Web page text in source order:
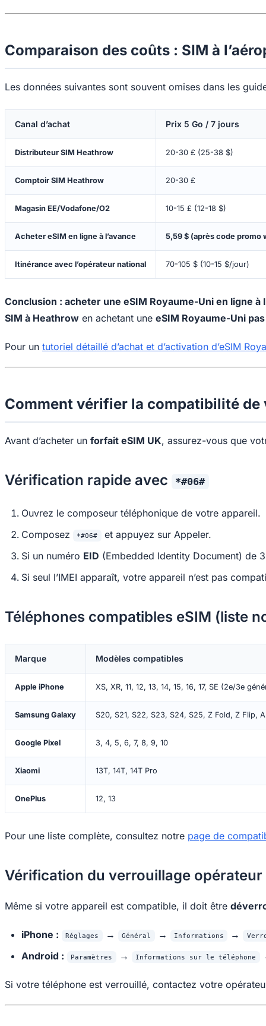
Comparaison des coûts : SIM à
Les données suivantes sont souvent omises dans les
Canal d’achat Prix 5 Go / 7 jours
Distributeur SIM Heathrow 20-30 £ (25-38 $)
Comptoir SIM Heathrow 20-30 £
Magasin EE/Vodafone/O2 10-15 £ (12-18 $)
Acheter eSIM en ligne à l’avance 5,59 $ (après code promo
Itinérance avec l’opérateur national 70-105 $ (10-15 $/jour)
Conclusion : acheter une eSIM Royaume-Uni en ligne
SIM à Heathrow en achetant une eSIM Royaume-Uni
Pour un tutoriel détaillé d’achat et d’activation d’eSIM
Comment vérifier la compatibilité de
Avant d’acheter un forfait eSIM UK, assurez-vous que
Vérification rapide avec *#06#
Ouvrez le composeur téléphonique de votre appareil.
Composez
*#06#
et appuyez sur Appeler.
Si un numéro EID (Embedded Identity Document) de
Si seul l’IMEI apparaît, votre appareil n’est pas
Téléphones compatibles eSIM (liste
Marque Modèles compatibles
Apple iPhone XS, XR, 11, 12, 13, 14, 15, 16, 17, SE (2e/3e
Samsung Galaxy S20, S21, S22, S23, S24, S25, Z Fold, Z Flip,
Google Pixel 3, 4, 5, 6, 7, 8, 9, 10
Xiaomi 13T, 14T, 14T Pro
OnePlus 12, 13
Pour une liste complète, consultez notre page de
Vérification du verrouillage opérateur
Même si votre appareil est compatible, il doit être
iPhone : Réglages → Général → Informations →
Android : Paramètres → Informations sur le téléphone
Si votre téléphone est verrouillé, contactez votre